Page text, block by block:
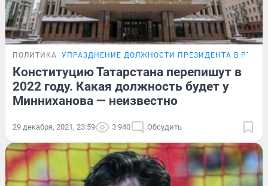
ПОЛИТИКА УПРАЗДНЕНИЕ ДОЛЖНОСТИ ПРЕЗИДЕНТА В РТ
Конституцию Татарстана перепишут в
2022 году. Какая должность будет у
Минниханова — неизвестно
29 декабря, 2021, 23:59 3 940 Обсудить